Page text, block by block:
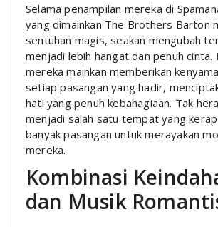
Selama penampilan mereka di
yang dimainkan The Brothers Barton
sentuhan magis, seakan mengubah
menjadi lebih hangat dan penuh cinta.
mereka mainkan memberikan
setiap pasangan yang hadir,
hati yang penuh kebahagiaan. Tak
menjadi salah satu tempat yang
banyak pasangan untuk merayakan
mereka.
Kombinasi
dan Musik